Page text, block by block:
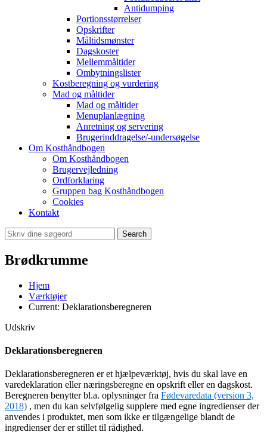
Antidumping
Portionsstørrelser
Opskrifter
Måltidsmønster
Dagskoster
Mellemmåltider
Ombytningslister
Kostberegning og vurdering
Mad og måltider
Mad og måltider
Menuplanlægning
Anretning og servering
Brugerinddragelse/-undersøgelse
Om Kosthåndbogen
Om Kosthåndbogen
Brugervejledning
Ordforklaring
Gruppen bag Kosthåndbogen
Cookies
Kontakt
Search
Brødkrumme
Hjem
Værktøjer
Current: Deklarationsberegneren
Udskriv
Deklarationsberegneren
Deklarationsberegneren er et hjælpeværktøj, hvis du skal lave en
varedeklaration eller næringsberegne en opskrift eller en dagskost.
Beregneren benytter bl.a. oplysninger fra Fødevaredata (version 3,
2018) , men du kan selvfølgelig supplere med egne ingredienser der
anvendes i produktet, men som ikke er tilgængelige blandt de
ingredienser der er stillet til rådighed.